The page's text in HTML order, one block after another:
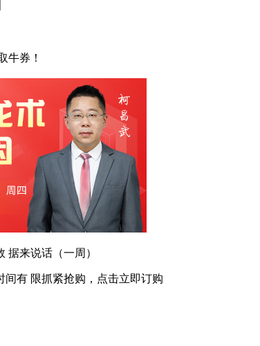
牛券！
据来说话（一周）
间有 限抓紧抢购，点击立即订购